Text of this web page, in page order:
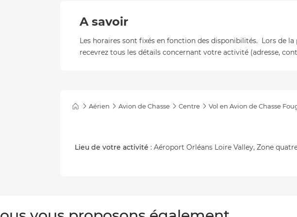
A savoir
Les horaires sont fixés en fonction des disponibilités. Lors de la
recevrez tous les détails concernant votre activité (adresse,
Aérien Avion de Chasse Centre Vol en Avion de Chasse
Lieu de votre activité : Aéroport Orléans Loire Valley, Zone